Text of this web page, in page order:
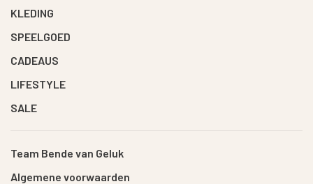
KLEDING
SPEELGOED
CADEAUS
LIFESTYLE
SALE
Team Bende van Geluk
Algemene voorwaarden